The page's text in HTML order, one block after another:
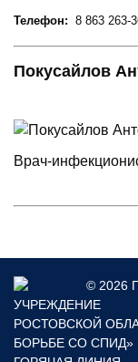
Телефон: 8 863 263-
Покусайлов
Врач-
© 2026
УЧРЕЖДЕНИЕ
РОСТОВСКОЙ
БОРЬБЕ СО СПИД»